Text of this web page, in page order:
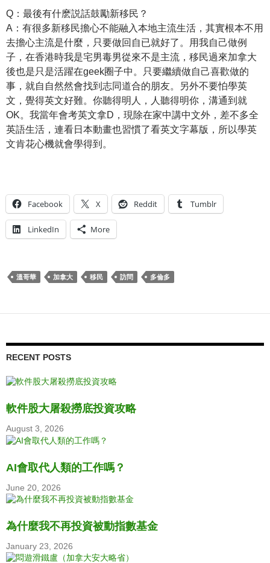
Q：最後有什麽説話鼓勵新移民？
A：有很多新移民擔心不能融入本地主流生活，其實根本不用
去擔心主流是什麼，只要做回自已就好了。用我自己做例
子，在香港時我是宅男毒男從來不是主流，移民過來加拿大
後也是只是活躍在geek圈子中。只要繼續做自己喜歡做的
事，就自自然然會找到志同道合的朋友。另外不要怕學英
文，覺得英文好難。你聽得明人，人聽得明你，溝通到就
OK。我當年會考英文拿D，現除在家中講中文外，差不多全
英語生活，連看日本動畫也習慣了看英文字幕版，所以學英
文肯花心機就會學得到。
Facebook X Reddit Tumblr
LinkedIn More
溫哥華 加拿大 移民 訪問 多倫多
RECENT POSTS
軟件股大屠殺撈底投資攻略
August 3, 2026
AI會取代人類的工作嗎？
June 20, 2026
為什麼我不再投資被動指數基金
January 23, 2026